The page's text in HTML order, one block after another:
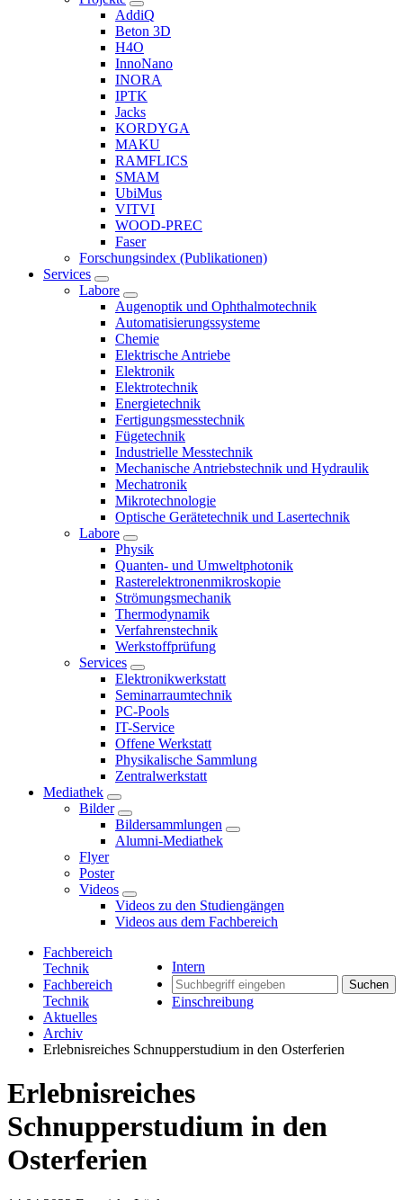
AddiQ
Beton 3D
H4O
InnoNano
INORA
IPTK
Jacks
KORDYGA
MAKU
RAMFLICS
SMAM
UbiMus
VITVI
WOOD-PREC
Faser
Forschungsindex (Publikationen)
Services
Labore
Augenoptik und Ophthalmotechnik
Automatisierungssysteme
Chemie
Elektrische Antriebe
Elektronik
Elektrotechnik
Energietechnik
Fertigungsmesstechnik
Fügetechnik
Industrielle Messtechnik
Mechanische Antriebstechnik und Hydraulik
Mechatronik
Mikrotechnologie
Optische Gerätetechnik und Lasertechnik
Labore
Physik
Quanten- und Umweltphotonik
Rasterelektronenmikroskopie
Strömungsmechanik
Thermodynamik
Verfahrenstechnik
Werkstoffprüfung
Services
Elektronikwerkstatt
Seminarraumtechnik
PC-Pools
IT-Service
Offene Werkstatt
Physikalische Sammlung
Zentralwerkstatt
Mediathek
Bilder
Bildersammlungen
Alumni-Mediathek
Flyer
Poster
Videos
Videos zu den Studiengängen
Videos aus dem Fachbereich
Intern
Suchen
Einschreibung
Fachbereich
Technik
Fachbereich
Technik
Aktuelles
Archiv
Erlebnisreiches Schnupperstudium in den Osterferien
Erlebnisreiches
Schnupperstudium in den
Osterferien